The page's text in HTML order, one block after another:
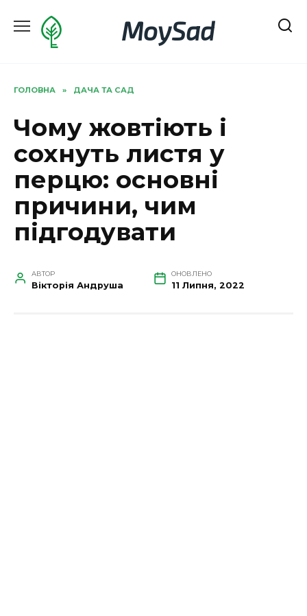
до
MoySad
ГОЛОВНА » ДАЧА ТА САД
Чому жовтіють і
сохнуть листя у
перцю: основні
причини, чим
підгодувати
АВТОР
Вікторія Андруша
ОНОВЛЕНО
11 Липня, 2022